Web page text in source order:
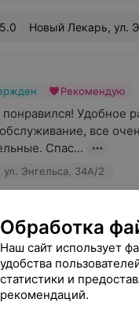
5.0 Новый Лекарь, ул.
Рекомендую
Удобное
все
Спас...
Энгельса, 34А/2
спасибо, что
Вас за высокую
ц...
Обработка
Наш сайт использует
удобства
статистики и
рекомендаций.